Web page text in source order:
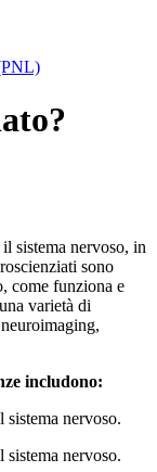
sistema nervoso, in
sono
come funziona e
varietà di
includono:
nervoso.
nervoso.